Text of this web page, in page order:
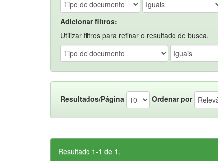
Adicionar filtros:
Utilizar filtros para refinar o resultado de busca.
Resultados/Página Ordenar por
Resultado 1-1 de 1.